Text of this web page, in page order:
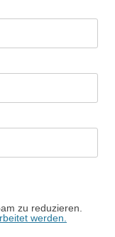
zu reduzieren.
werden.